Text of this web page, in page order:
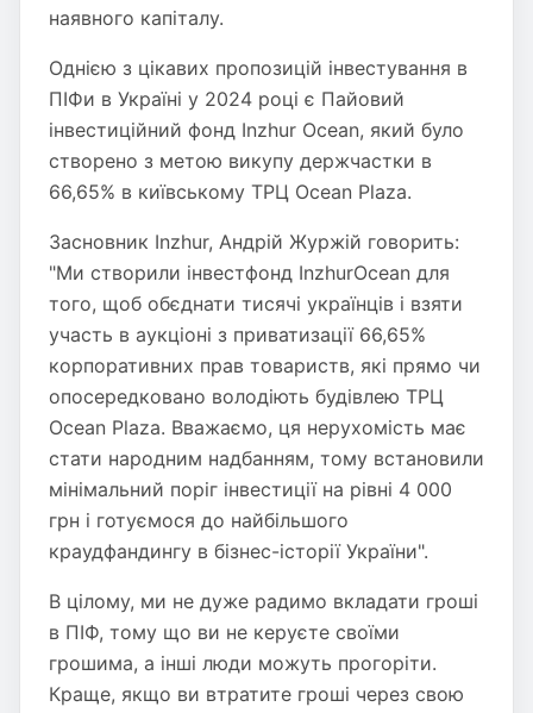
наявного капіталу.
Однією з цікавих пропозицій інвестування в
ПІФи в Україні у 2024 році є Пайовий
інвестиційний фонд Inzhur Ocean, який було
створено з метою викупу держчастки в
66,65% в київському ТРЦ Ocean Plaza.
Засновник Inzhur, Андрій Журжій говорить:
"Ми створили інвестфонд InzhurOcean для
того, щоб обєднати тисячі українців і взяти
участь в аукціоні з приватизації 66,65%
корпоративних прав товариств, які прямо чи
опосередковано володіють будівлею ТРЦ
Ocean Plaza. Вважаємо, ця нерухомість має
стати народним надбанням, тому встановили
мінімальний поріг інвестиції на рівні 4 000
грн і готуємося до найбільшого
краудфандингу в бізнес-історії України".
В цілому, ми не дуже радимо вкладати гроші
в ПІФ, тому що ви не керуєте своїми
грошима, а інші люди можуть прогоріти.
Краще, якщо ви втратите гроші через свою